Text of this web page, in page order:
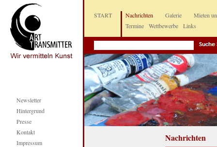
Newsletter
Hintergrund
Presse
Kontakt
Impressum
START
Nachrichten
Termine
Wettbewerbe Links
Galerie Mieten
Nachrichten